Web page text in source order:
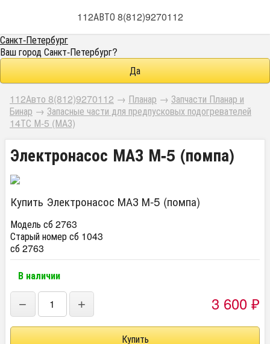
112АВТО 8(812)9270112
Санкт-Петербург
Ваш городСанкт-Петербург?
112Авто 8(812)9270112 → Планар → Запчасти Планар и
Бинар → Запасные части для предпусковых подогревателей
14ТС М-5 (МАЗ)
Электронасос МАЗ М-5 (помпа)
Купить Электронасос МАЗ М-5 (помпа)
Модель сб 2763
Старый номер сб 1043
сб 2763
В наличии
− + 3 600 ₽